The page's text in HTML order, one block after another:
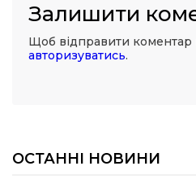
Залишити
Щоб відправити коментар
авторизуватись.
ОСТАННІ НОВИНИ